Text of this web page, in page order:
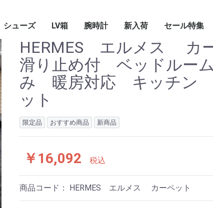
0109shop
シューズ
レディース/女性用
メンズ/男性用
Gucci
Chanel
LV箱 腕時計
Omega
Rolex
Cartier
Chanel
新入荷 セール特集
HERMES エルメス カ
滑り止め付 ベッドルー
み 暖房対応 キッチン
ット
限定品 おすすめ商品 新商品
￥16,092 税込
商品コード： HERMES エルメス カーペット